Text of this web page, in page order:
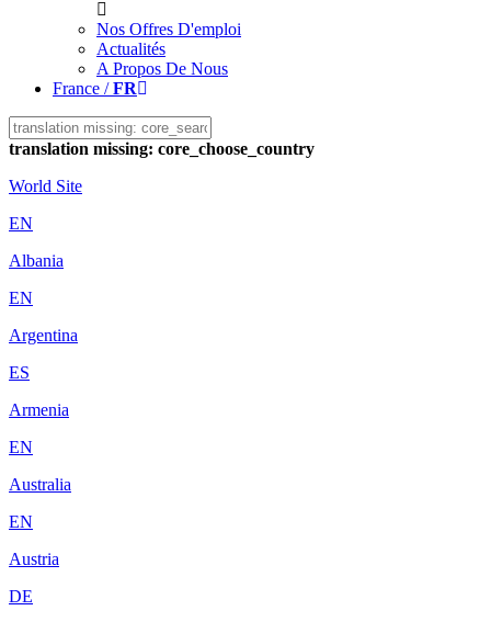
Nos Offres D'emploi
Actualités
A Propos De Nous
France /FR
translation missing: core_choose_country
World Site
EN
Albania
EN
Argentina
ES
Armenia
EN
Australia
EN
Austria
DE